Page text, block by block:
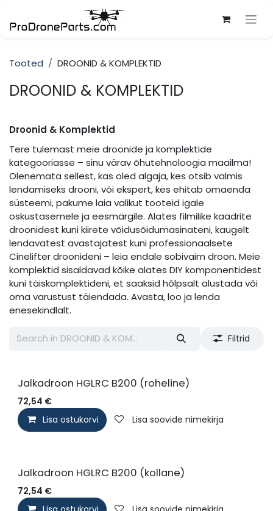
Tooted DROONID & KOMPLEKTID
DROONID & KOMPLEKTID
Droonid & Komplektid
Tere tulemast meie droonide ja komplektide
kategooriasse – sinu värav õhutehnoloogia maailma!
Olenemata sellest, kas oled algaja, kes otsib valmis
lendamiseks drooni, või ekspert, kes ehitab omaenda
süsteemi, pakume laia valikut tooteid igale
oskustasemele ja eesmärgile. Alates filmilike kaadrite
droonidest kuni kiirete võidusõidumasinateni, kaugelt
lendavatest avastajatest kuni professionaalsete
Cinelifter droonideni – leia endale sobivaim droon. Meie
komplektid sisaldavad kõike alates DIY komponentidest
kuni täiskomplektideni, et saaksid hõlpsalt alustada või
oma varustust täiendada. Avasta, loo ja lenda
enesekindlalt.
Filtrid
Jalkadroon HGLRC B200 (roheline)
72,54 €
Lisa ostukorvi
Lisa soovide nimekirja
Jalkadroon HGLRC B200 (kollane)
72,54 €